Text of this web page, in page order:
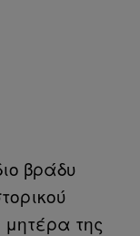
βράδυ
της